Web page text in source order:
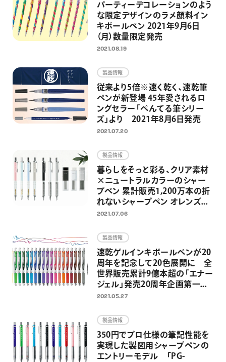
パーティーデコレーションのよう
な限定デザインのラメ顔料イン
キボールペン 2021年9月6日
（月）数量限定発売
2021.08.19
製品情報
従来より5倍※速く乾く、速乾筆
ペンが新登場 45年愛されるロ
ングセラー「ぺんてる筆シリー
ズ」より 2021年8月6日発売
2021.07.20
製品情報
暮らしをそっと彩る、クリア素材
×ニュートラルカラーのシャー
プペン 累計販売1,200万本の折
れないシャープペン オレンズシ
リーズより 2021年7月16日（金）
2021.07.06
製品情報
速乾ゲルインキボールペンが20
周年を記念して20色展開に 全
世界販売累計9億本超の「エナー
ジェル」発売20周年企画第一弾
として2021年6月11日より新色
2021.05.27
製品情報
350円でプロ仕様の筆記性能を
実現した製図用シャープペンの
エントリーモデル 「PG-